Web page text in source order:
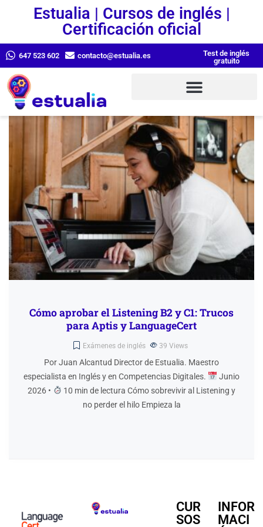
Estualia | Cursos de inglés |
Certificación oficial
647 523 602 contacto@estualia.es
Test de inglés
gratuito
Cómo aprobar el Listening B2 y C1: Trucos
para Aptis y LanguageCert
Exámenes de inglés 39 Views
Por Juan Alcantud Director de Estualia. Maestro
especialista en Inglés y en Competencias Digitales.
Junio
2026 •
10 min de lectura Cómo sobrevivir al Listening y
no perder el hilo Empieza la
CUR
SOS
INFOR
MACI